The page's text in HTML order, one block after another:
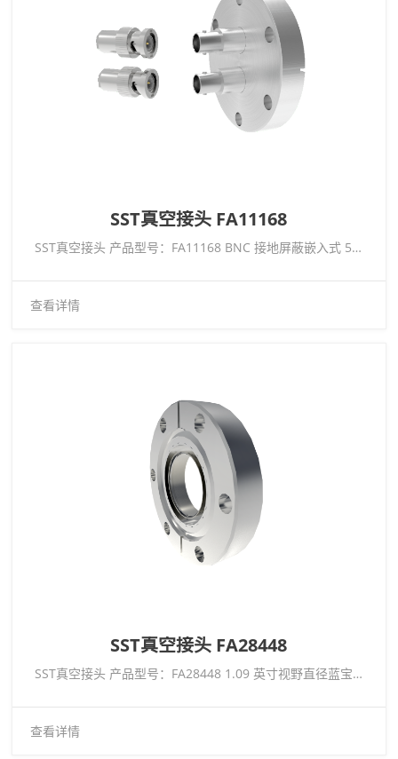
SST真空接头 FA11168
SST真空接头 产品型号：FA11168 BNC 接地屏蔽嵌入式 500V 3.6 安培 0.094 304 Stn。STl。导体 2 每根 CF2.75 不带插头
查看详情
SST真空接头 FA28448
SST真空接头 产品型号：FA28448 1.09 英寸视野直径蓝宝石窗口，低温额定 -269°C 至 450°C，CF2.75 Conflat 法兰
查看详情